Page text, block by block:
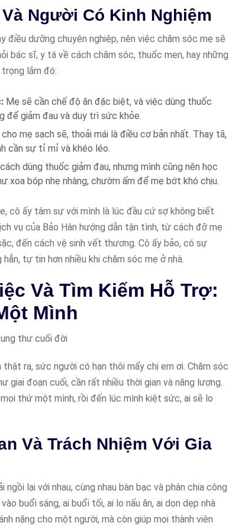
Người Có Kinh Nghiệm
điều dưỡng chuyên nghiệp, nên việc chăm sóc mẹ sẽ
bác sĩ, y tá về cách chăm sóc, thuốc men, hay những
trọng lắm đó:
Mẹ sẽ cần chế độ ăn đặc biệt, và việc dùng thuốc
để giảm đau và duy trì sức khỏe.
mẹ sạch sẽ, thoải mái là điều cơ bản nhất. Thay tã,
cần sự tỉ mỉ và khéo léo.
dùng thuốc giảm đau, nhưng mình cũng nên học
xoa bóp nhẹ nhàng, chườm ấm để mẹ bớt khó chịu.
cô ấy tâm sự với mình là lúc đầu cứ sợ không biết
vụ của Bảo Hân hướng dẫn tận tình, từ cách đỡ mẹ
đến cách vệ sinh vết thương. Cô ấy bảo, có sự
tự tin hơn nhiều khi chăm sóc mẹ ở nhà.
Và Tìm Kiếm Hỗ Trợ:
Mình
thật ra, sức người có hạn thôi mấy chị em ơi. Chăm sóc
giai đoạn cuối, cần rất nhiều thời gian và năng lượng.
thứ một mình, rồi đến lúc mình kiệt sức, ai sẽ lo
Và Trách Nhiệm Với Gia
ngồi lại với nhau, cùng nhau bàn bạc và phân chia công
buổi sáng, ai buổi tối, ai lo nấu ăn, ai dọn dẹp nhà
nặng cho một người, mà còn giúp mọi thành viên